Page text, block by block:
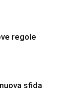
regole
sfida